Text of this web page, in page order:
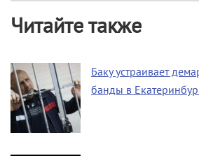
Читайте также
Баку устраивает
банды в